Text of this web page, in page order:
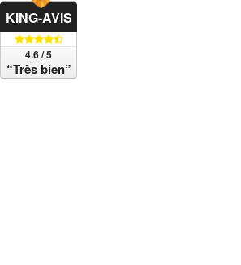
KING-AVIS
4.6 / 5
“Très bien”